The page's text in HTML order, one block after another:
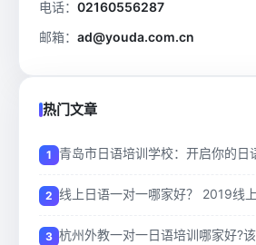
电话： 02160556287
邮箱： ad@youda.com.cn
热门文章
青岛市日语培训学校：开启你的日
线上日语一对一哪家好？ 2019线
杭州外教一对一日语培训哪家好?